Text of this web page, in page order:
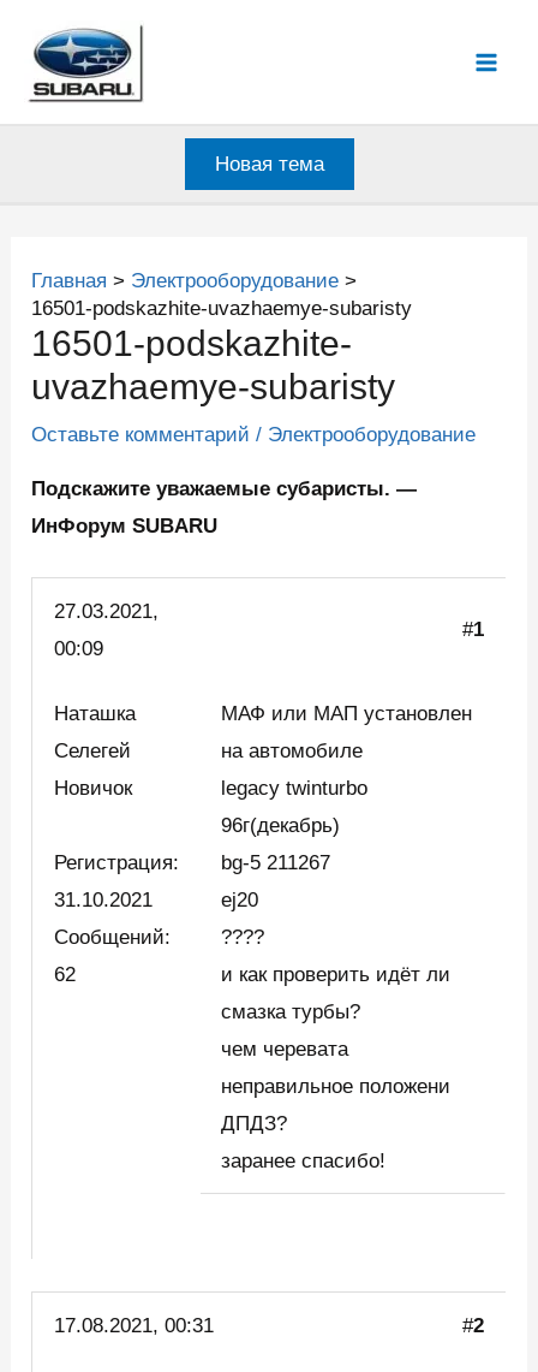
содержимому
Новая тема
Главная
Электрооборудование
16501-podskazhite-uvazhaemye-subaristy
16501-podskazhite-
uvazhaemye-subaristy
Оставьте комментарий / Электрооборудование
Подскажите уважаемые субаристы. —
ИнФорум SUBARU
27.03.2021,
00:09
#1
Наташка
Селегей
Новичок
Регистрация:
31.10.2021
Сообщений:
62
МАФ или МАП установлен
на автомобиле
legacy twinturbo
96г(декабрь)
bg-5 211267
ej20
????
и как проверить идёт ли
смазка турбы?
чем черевата
неправильное положени
ДПДЗ?
заранее спасибо!
17.08.2021, 00:31 #2